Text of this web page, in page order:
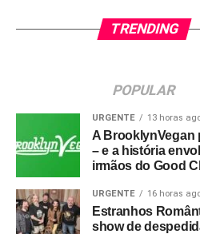
TRENDING
POPULAR
URGENTE 13 horas
A BrooklynVegan
– e a história
irmãos do Good
URGENTE 16 horas
Estranhos
show de